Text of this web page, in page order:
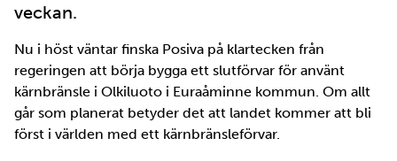
veckan.
Nu i höst väntar finska Posiva på klartecken från
regeringen att börja bygga ett slutförvar för använt
kärnbränsle i Olkiluoto i Euraåminne kommun. Om allt
går som planerat betyder det att landet kommer att bli
först i världen med ett kärnbränsleförvar.